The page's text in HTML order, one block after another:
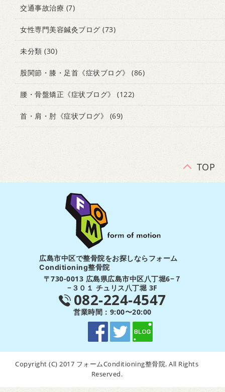
交通事故治療 (7)
女性専門美容鍼灸ブログ(73)
未分類 (30)
股関節・膝・足首《症状ブログ》 (86)
腰・骨盤矯正《症状ブログ》 (122)
首・肩・肘《症状ブログ》 (69)
TOP
広島市中区で整骨院をお探しならフォーム
Conditioning整骨院
〒730-0013 広島県広島市中区八丁堀6−７
−３０１ チュリス八丁堀 3F
082-224-4547
営業時間：9:00〜20:00
Copyright (C) 2017 フォームConditioning整骨院. All Rights
Reserved.